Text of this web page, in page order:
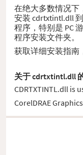
在绝大多数情况下
安装 cdrtxtintl.dll
程序，特别是 PC
程序安装文件夹。
获取详细安装指南
关于 cdrtxtintl.dll
CDRTXTINTL.dll is
CorelDRAE